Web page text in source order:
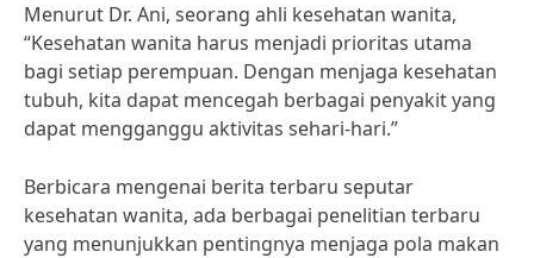
Menurut Dr. Ani, seorang ahli kesehatan wanita,
“Kesehatan wanita harus menjadi prioritas utama
bagi setiap perempuan. Dengan menjaga kesehatan
tubuh, kita dapat mencegah berbagai penyakit yang
dapat mengganggu aktivitas sehari-hari.”
Berbicara mengenai berita terbaru seputar
kesehatan wanita, ada berbagai penelitian terbaru
yang menunjukkan pentingnya menjaga pola makan